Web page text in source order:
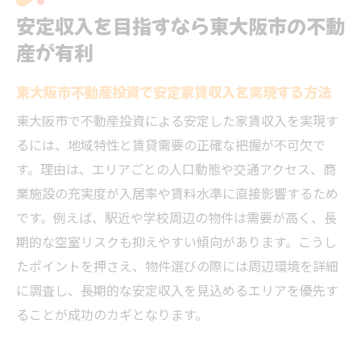
安定収入を目指すなら東大阪市の不動
産が有利
東大阪市不動産投資で安定家賃収入を実現する方法
東大阪市で不動産投資による安定した家賃収入を実現す
るには、地域特性と賃貸需要の正確な把握が不可欠で
す。理由は、エリアごとの人口動態や交通アクセス、商
業施設の充実度が入居率や賃料水準に直接影響するため
です。例えば、駅近や学校周辺の物件は需要が高く、長
期的な空室リスクも抑えやすい傾向があります。こうし
たポイントを押さえ、物件選びの際には周辺環境を詳細
に調査し、長期的な安定収入を見込めるエリアを優先す
ることが成功のカギとなります。